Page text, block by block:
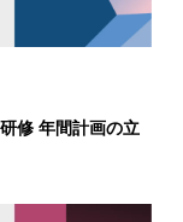
修 年間計画の立